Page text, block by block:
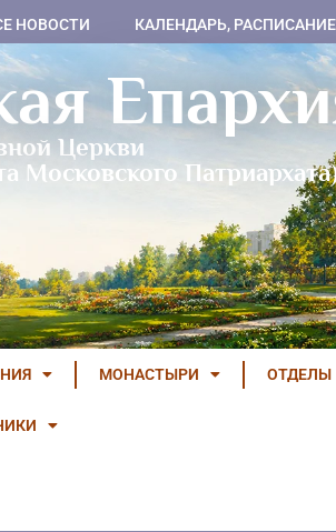
НОВОСТИ КАЛЕНДАРЬ, РАСПИСАНИЕ
Церкви
Московского
МОНАСТЫРИ ОТДЕЛЫ